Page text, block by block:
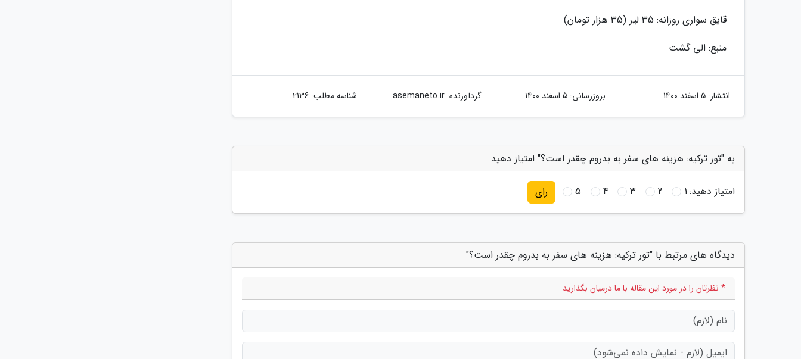
قایق سواری روزانه: 35 لیر (35 هزار تومان)
منبع: الی گشت
انتشار: 5 اسفند 1400 بروزرسانی: 5 اسفند 1400 گردآورنده:asemaneto.ir شناسه مطلب: 2136
به "تور ترکیه: هزینه های سفر به بدروم چقدر است؟" امتیاز دهید
امتیاز دهید:1
2
3
4
5 رای
دیدگاه های مرتبط با "تور ترکیه: هزینه های سفر به بدروم چقدر است؟"
* نظرتان را در مورد این مقاله با ما درمیان بگذارید